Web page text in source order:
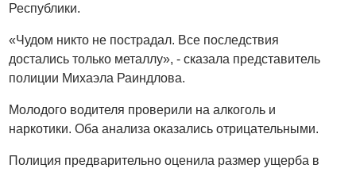
Республики.
«Чудом никто не пострадал. Все последствия
достались только металлу», - сказала представитель
полиции Михаэла Раиндлова.
Молодого водителя проверили на алкоголь и
наркотики. Оба анализа оказались отрицательными.
Полиция предварительно оценила размер ущерба в